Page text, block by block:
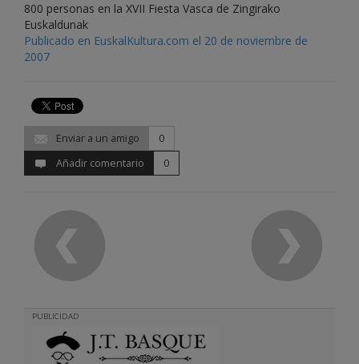
800 personas en la XVII Fiesta Vasca de Zingirako
Euskaldunak
Publicado en EuskalKultura.com el 20 de noviembre de
2007
Enviar a un amigo
0
Añadir comentario
0
PUBLICIDAD